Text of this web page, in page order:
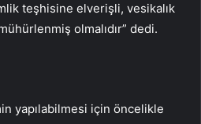
teşhisine elverişli, vesikalık
olmalıdır” dedi.
yapılabilmesi için öncelikle